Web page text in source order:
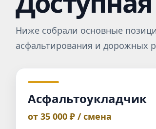
Ниже собрали основные
асфальтирования и дорожных
Асфальтоукладчик
от 35 000 ₽ / смена